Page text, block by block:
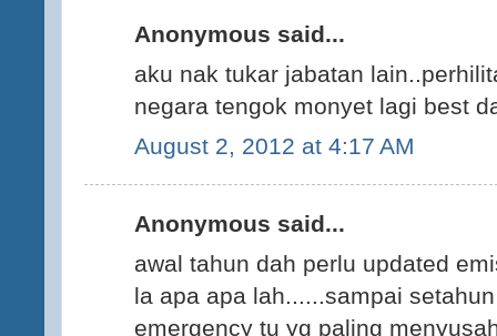
Anonymous said...
aku nak tukar jabatan
negara tengok monyet lagi best
August 2, 2012 at 4:17 AM
Anonymous said...
awal tahun dah perlu updated
la apa apa lah......sampai
emergency tu yg paling